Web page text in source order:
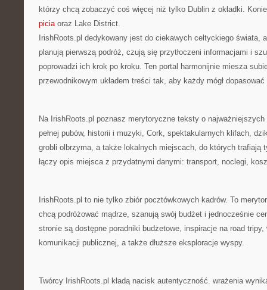
którzy chcą zobaczyć coś więcej niż tylko Dublin z okładki.
piciaoraz Lake District.
IrishRoots.pl dedykowany jest do ciekawych celtyckiego świata,
planują pierwszą podróż, czują się przytłoczeni informacjami i
poprowadzi ich krok po kroku. Ten portal harmonijnie miesza
przewodnikowym układem treści tak, aby każdy mógł
Na IrishRoots.pl poznasz merytoryczne teksty o
pełnej pubów, historii i muzyki, Cork, spektakularnych klifach,
grobli olbrzyma, a także lokalnych miejscach, do których trafiają
łączy opis miejsca z przydatnymi danymi: transport, noclegi,
IrishRoots.pl to nie tylko zbiór pocztówkowych kadrów. To
chcą podróżować mądrze, szanują swój budżet i jednocześnie
stronie są dostępne poradniki budżetowe, inspiracje na road
komunikacji publicznej, a także dłuższe eksploracje wyspy.
Twórcy IrishRoots.pl kładą nacisk autentyczność. wrażenia